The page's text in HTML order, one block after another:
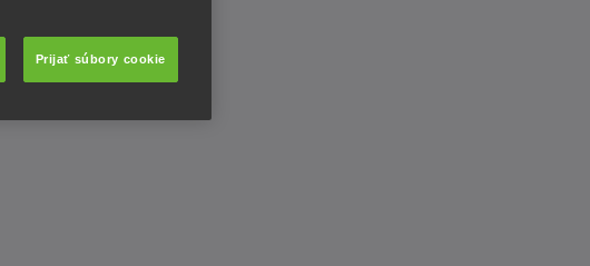
Prijať súbory cookie